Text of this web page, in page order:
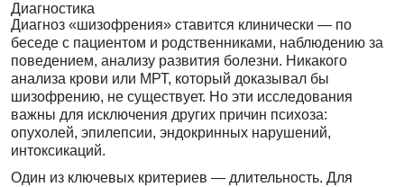
Диагностика
Диагноз «шизофрения» ставится клинически — по
беседе с пациентом и родственниками, наблюдению за
поведением, анализу развития болезни. Никакого
анализа крови или МРТ, который доказывал бы
шизофрению, не существует. Но эти исследования
важны для исключения других причин психоза:
опухолей, эпилепсии, эндокринных нарушений,
интоксикаций.
Один из ключевых критериев — длительность. Для